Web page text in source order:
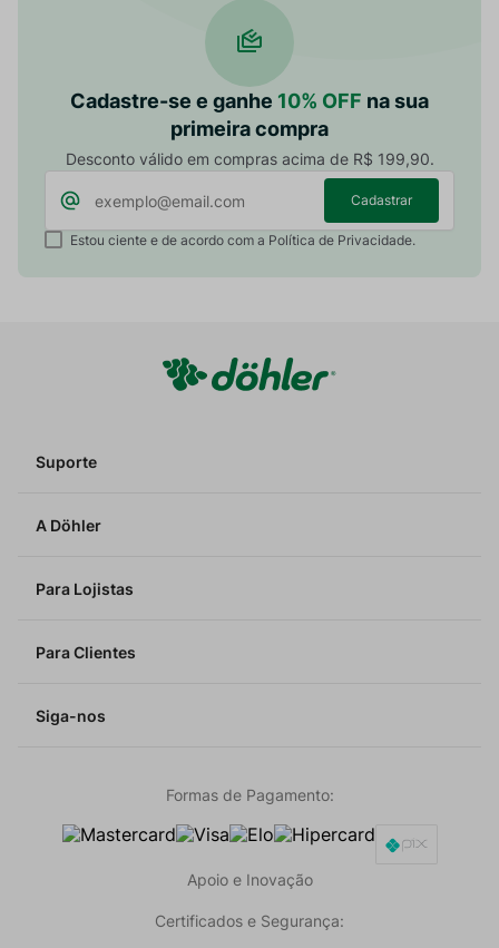
Cadastre-se e ganhe 10% OFF na sua
primeira compra
Desconto válido em compras acima de R$ 199,90.
Cadastrar
Estou ciente e de acordo com a Política de Privacidade.
Suporte
A Döhler
Para Lojistas
Para Clientes
Siga-nos
Formas de Pagamento:
Apoio e Inovação
Certificados e Segurança: